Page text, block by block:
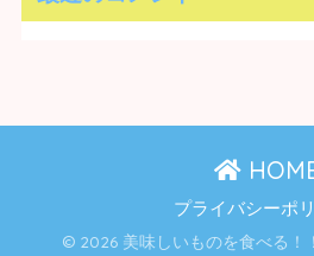
プライバシーポ
© 2026 美味しいものを食べる